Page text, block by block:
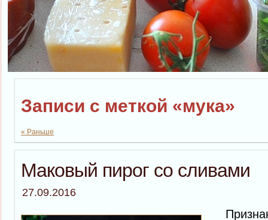
Записи с меткой «мука»
« Раньше
Маковый пирог со сливами
27.09.2016